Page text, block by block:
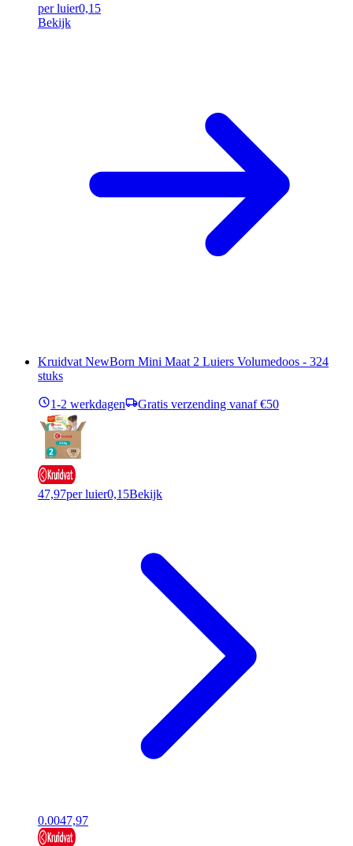
per luier0,15
Bekijk
Kruidvat NewBorn Mini Maat 2 Luiers Volumedoos - 324
stuks
1-2 werkdagen Gratis verzending vanaf €50
47,97per luier0,15Bekijk
0.0047,97